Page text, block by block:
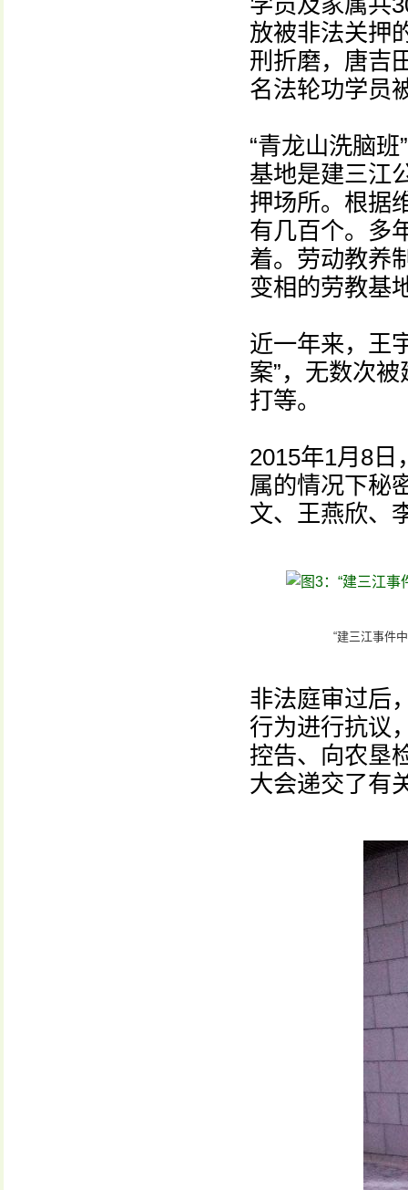
放被非法关押
刑折磨，唐吉
名法轮功学员
“青龙山洗脑
基地是建三江
押场所。根据
有几百个。多
着。劳动教养
变相的劳教基
近一年来，王
案”，无数次
打等。
2015年1月8日
属的情况下秘
文、王燕欣、
“建三江事件
非法庭审过后
行为进行抗议
控告、向农垦
大会递交了有